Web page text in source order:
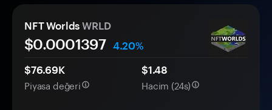
NFT Worlds WRLD
$0.0001397
4.20%
$76.69K
Piyasa değeri
$1.48
Hacim (24s)